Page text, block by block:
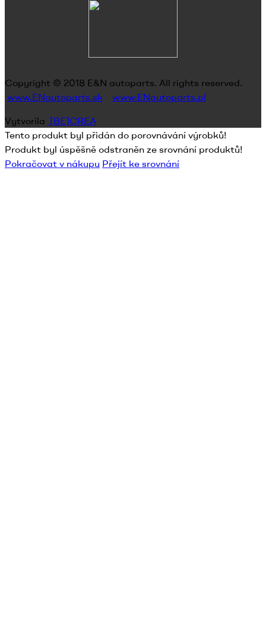
Copyright © 2018 E&N autoparts. All rights reserved.
www.ENautoparts.sk
www.ENautoparts.pl
Vytvorila [BE]CREA
Tento produkt byl přidán do porovnávání výrobků!
Produkt byl úspěšně odstraněn ze srovnání produktů!
Pokračovat v nákupu Přejít ke srovnání